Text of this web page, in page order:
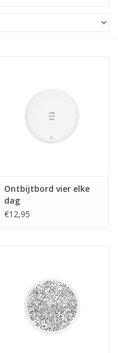
Ontbijtbord vier elke
dag
€12,95